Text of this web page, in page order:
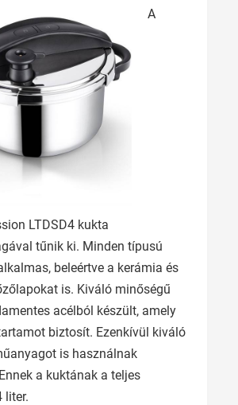
A
LTDSD4 kukta
tűnik ki. Minden típusú
beleértve a kerámia és
is. Kiváló minőségű
acélból készült, amely
biztosít. Ezenkívül kiváló
is használnak
a kuktának a teljes
liter.